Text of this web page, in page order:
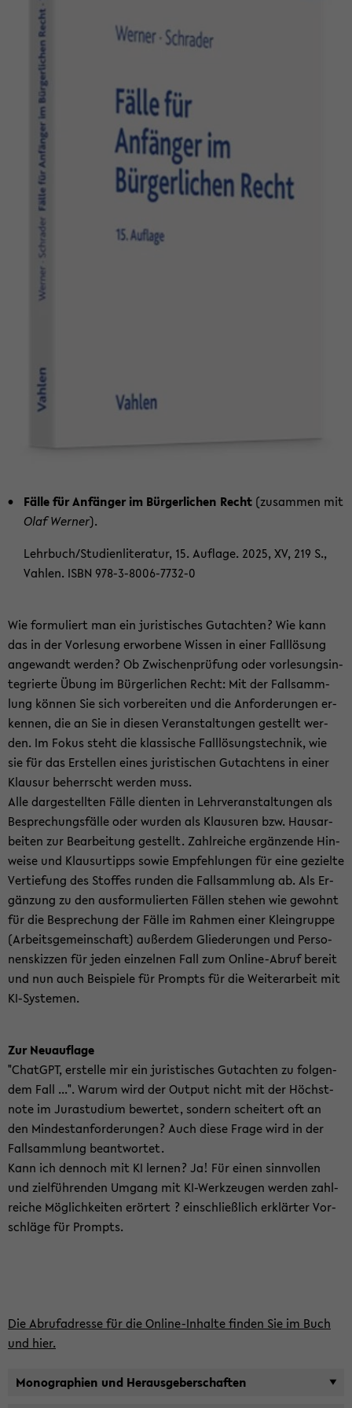
Fälle für An­fän­ger im Bür­ger­li­chen Recht (zu­sam­men mit
Olaf Wer­ner).
Lehr­buch/Stu­di­en­li­te­ra­tur, 15. Auf­la­ge. 2025, XV, 219 S.,
Vah­len. ISBN 978-​3-8006-7732-0
Wie for­mu­liert man ein ju­ris­ti­sches Gut­ach­ten? Wie kann
das in der Vor­le­sung er­wor­be­ne Wis­sen in einer Fall­lö­sung
an­ge­wandt wer­den? Ob Zwi­schen­prü­fung oder vor­le­sungs­in­
te­grier­te Übung im Bür­ger­li­chen Recht: Mit der Fall­samm­
lung kön­nen Sie sich vor­be­rei­ten und die An­for­de­run­gen er­
ken­nen, die an Sie in die­sen Ver­an­stal­tun­gen ge­stellt wer­
den. Im Fokus steht die klas­si­sche Fall­lö­sungs­tech­nik, wie
sie für das Er­stel­len eines ju­ris­ti­schen Gut­ach­tens in einer
Klau­sur be­herrscht wer­den muss.
Alle dar­ge­stell­ten Fälle dien­ten in Lehr­ver­an­stal­tun­gen als
Be­spre­chungs­fäl­le oder wur­den als Klau­su­ren bzw. Haus­ar­
bei­ten zur Be­ar­bei­tung ge­stellt. Zahl­rei­che er­gän­zen­de Hin­
wei­se und Klau­s­ur­tipps sowie Emp­feh­lun­gen für eine ge­ziel­te
Ver­tie­fung des Stof­fes run­den die Fall­samm­lung ab. Als Er­
gän­zung zu den aus­for­mu­lier­ten Fäl­len ste­hen wie ge­wohnt
für die Be­spre­chung der Fälle im Rah­men einer Klein­grup­pe
(Ar­beits­ge­mein­schaft) au­ßer­dem Glie­de­run­gen und Per­so­
nen­skiz­zen für jeden ein­zel­nen Fall zum Online-​Abruf be­reit
und nun auch Bei­spie­le für Prompts für die Wei­ter­ar­beit mit
KI-​Systemen.
Zur Neu­auf­la­ge
"ChatG­PT, er­stel­le mir ein ju­ris­ti­sches Gut­ach­ten zu fol­gen­
dem Fall ...". Warum wird der Out­put nicht mit der Höchst­
no­te im Ju­ra­stu­di­um be­wer­tet, son­dern schei­tert oft an
den Min­dest­an­for­de­run­gen? Auch diese Frage wird in der
Fall­samm­lung be­ant­wor­tet.
Kann ich den­noch mit KI ler­nen? Ja! Für einen sinn­vol­len
und ziel­füh­ren­den Um­gang mit KI-​Werkzeugen wer­den zahl­
rei­che Mög­lich­kei­ten er­ör­tert ? ein­schließ­lich er­klär­ter Vor­
schlä­ge für Prompts.
Die Ab­ruf­adres­se für die Online-​Inhalte fin­den Sie im Buch
und hier.
Mo­no­gra­phien und Her­aus­ge­ber­schaf­ten